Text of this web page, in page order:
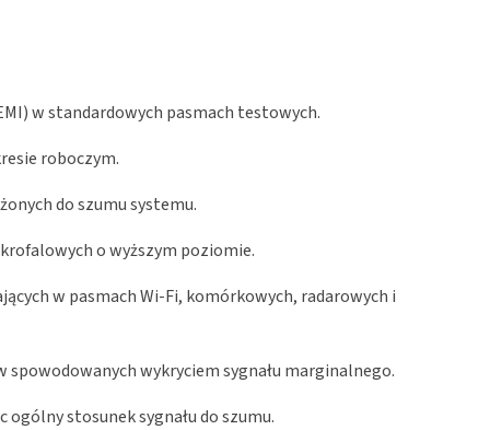
w standardowych pasmach testowych.
roboczym.
do szumu systemu.
o wyższym poziomie.
w pasmach Wi-Fi, komórkowych, radarowych i
wykryciem sygnału marginalnego.
stosunek sygnału do szumu.